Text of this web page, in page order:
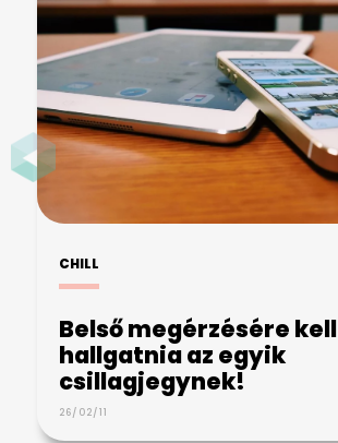
CHILL
Belső megérzésére kell
hallgatnia az egyik
csillagjegynek!
26/02/11